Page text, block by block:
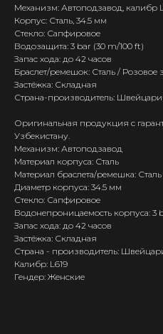
Механизм: Автоподзавод, калибр
Корпус: Сталь, 34.5 мм
Стекло: Сапфировое
Водозащита: 3 bar (30 m/100 ft)
Запас хода: до 42 часов
Браслет/ремешок: Сталь / Розовое
Застёжка: Складная
Страна-производитель:
Оригинальная продукция с
Узбекистану.
Механизм: Автоподзавод
Материал корпуса: Сталь
Материал браслета/ремешка:
Диаметр корпуса: 34.5 мм
Стекло: Сапфировое
Водонепроницаемость корпуса: 3
Запас хода: до 42 часов
Застёжка: Складная
Страна - производитель:
Калибр: L619
Гендер: Женские